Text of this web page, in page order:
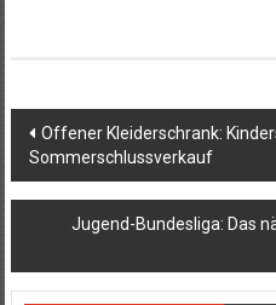
Offener Kleiderschrank:
Sommerschlussverkauf
Jugend-Bundesliga: Das